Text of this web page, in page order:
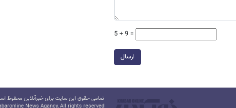
5 + 9 =
ارسال
تمامی حقوق این سایت برای خبرآنلاین محفوظ
News Agancy, All rights reserved